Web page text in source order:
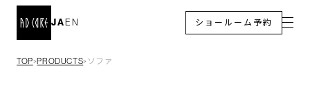
EN
JA ショールーム予約
TOP＞PRODUCTS＞ ソファ